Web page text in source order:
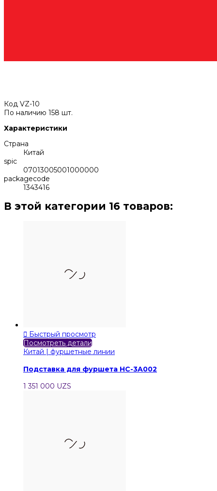
Код VZ-10
По наличию 158 шт.
Характеристики
Страна
Китай
spic
07013005001000000
packagecode
1343416
В этой категории 16 товаров:
 Быстрый просмотр
Посмотреть детали
Китай | фуршетные линии
Подставка для фуршета HC-3A002
1 351 000 UZS